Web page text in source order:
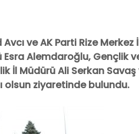
ve AK Parti Rize Merkez
Esra Alemdaroğlu, Gençlik
İl Müdürü Ali Serkan
olsun ziyaretinde bulundu.